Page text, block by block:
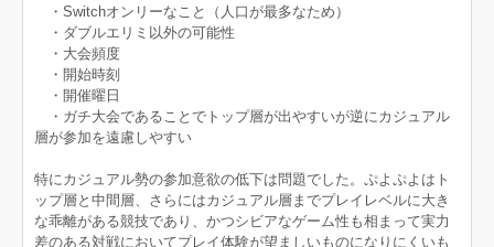
・Switchオンリーなこと（人口が最多なため）
・ダブルエリミ以外の可能性
・大会頻度
・開始時刻
・開催曜日
・ガチ大会であることでトップ層が出やすいが逆にカジュアル
層が参加を遠慮しやすい
特にカジュアル勢の参加意欲の低下は問題でした。ぷよぷよはト
ップ層と中間層、さらにはカジュアル層までプレイレベルに大き
な乖離がある競技であり、かつシビアなゲーム性も相まって実力
差のある対戦においてプレイ体験が望ましいものになりにくいも